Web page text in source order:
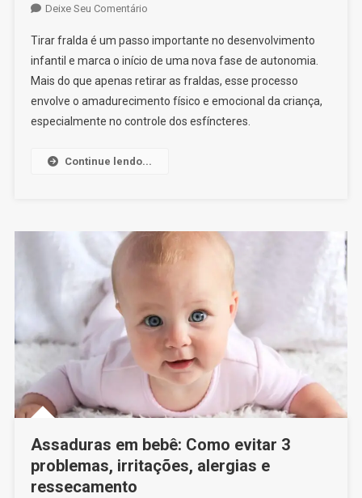
Deixe Seu ComentárioOn
Fralda:
Descubra
7
Sinais
Que
Pronto
Tirar fralda é um passo importante no desenvolvimento
infantil e marca o início de uma nova fase de autonomia.
Mais do que apenas retirar as fraldas, esse processo
envolve o amadurecimento físico e emocional da criança,
especialmente no controle dos esfíncteres.
Continue lendo...
Assaduras em bebê: Como evitar 3
problemas, irritações, alergias e
ressecamento